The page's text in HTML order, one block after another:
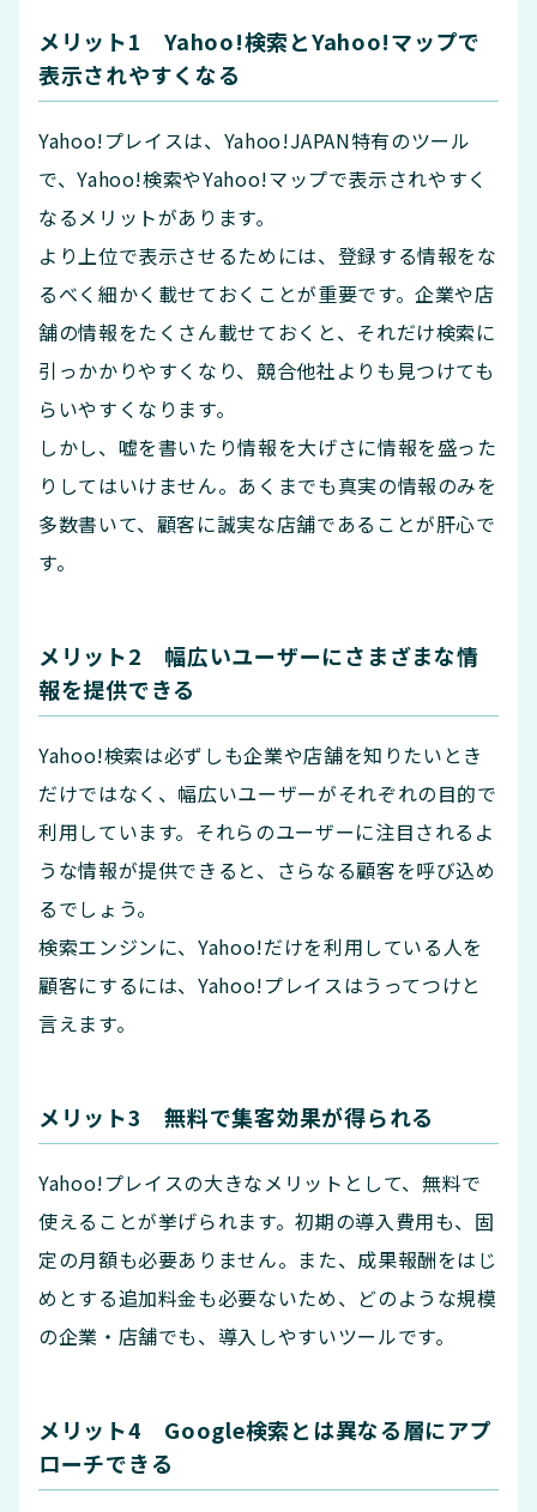
メリット1 Yahoo!検索とYahoo!マップで
表示されやすくなる
Yahoo!プレイスは、Yahoo!JAPAN特有のツール
で、Yahoo!検索やYahoo!マップで表示されやすく
なるメリットがあります。
より上位で表示させるためには、登録する情報をな
るべく細かく載せておくことが重要です。企業や店
舗の情報をたくさん載せておくと、それだけ検索に
引っかかりやすくなり、競合他社よりも見つけても
らいやすくなります。
しかし、嘘を書いたり情報を大げさに情報を盛った
りしてはいけません。あくまでも真実の情報のみを
多数書いて、顧客に誠実な店舗であることが肝心で
す。
メリット2 幅広いユーザーにさまざまな情
報を提供できる
Yahoo!検索は必ずしも企業や店舗を知りたいとき
だけではなく、幅広いユーザーがそれぞれの目的で
利用しています。それらのユーザーに注目されるよ
うな情報が提供できると、さらなる顧客を呼び込め
るでしょう。
検索エンジンに、Yahoo!だけを利用している人を
顧客にするには、Yahoo!プレイスはうってつけと
言えます。
メリット3 無料で集客効果が得られる
Yahoo!プレイスの大きなメリットとして、無料で
使えることが挙げられます。初期の導入費用も、固
定の月額も必要ありません。また、成果報酬をはじ
めとする追加料金も必要ないため、どのような規模
の企業・店舗でも、導入しやすいツールです。
メリット4 Google検索とは異なる層にアプ
ローチできる